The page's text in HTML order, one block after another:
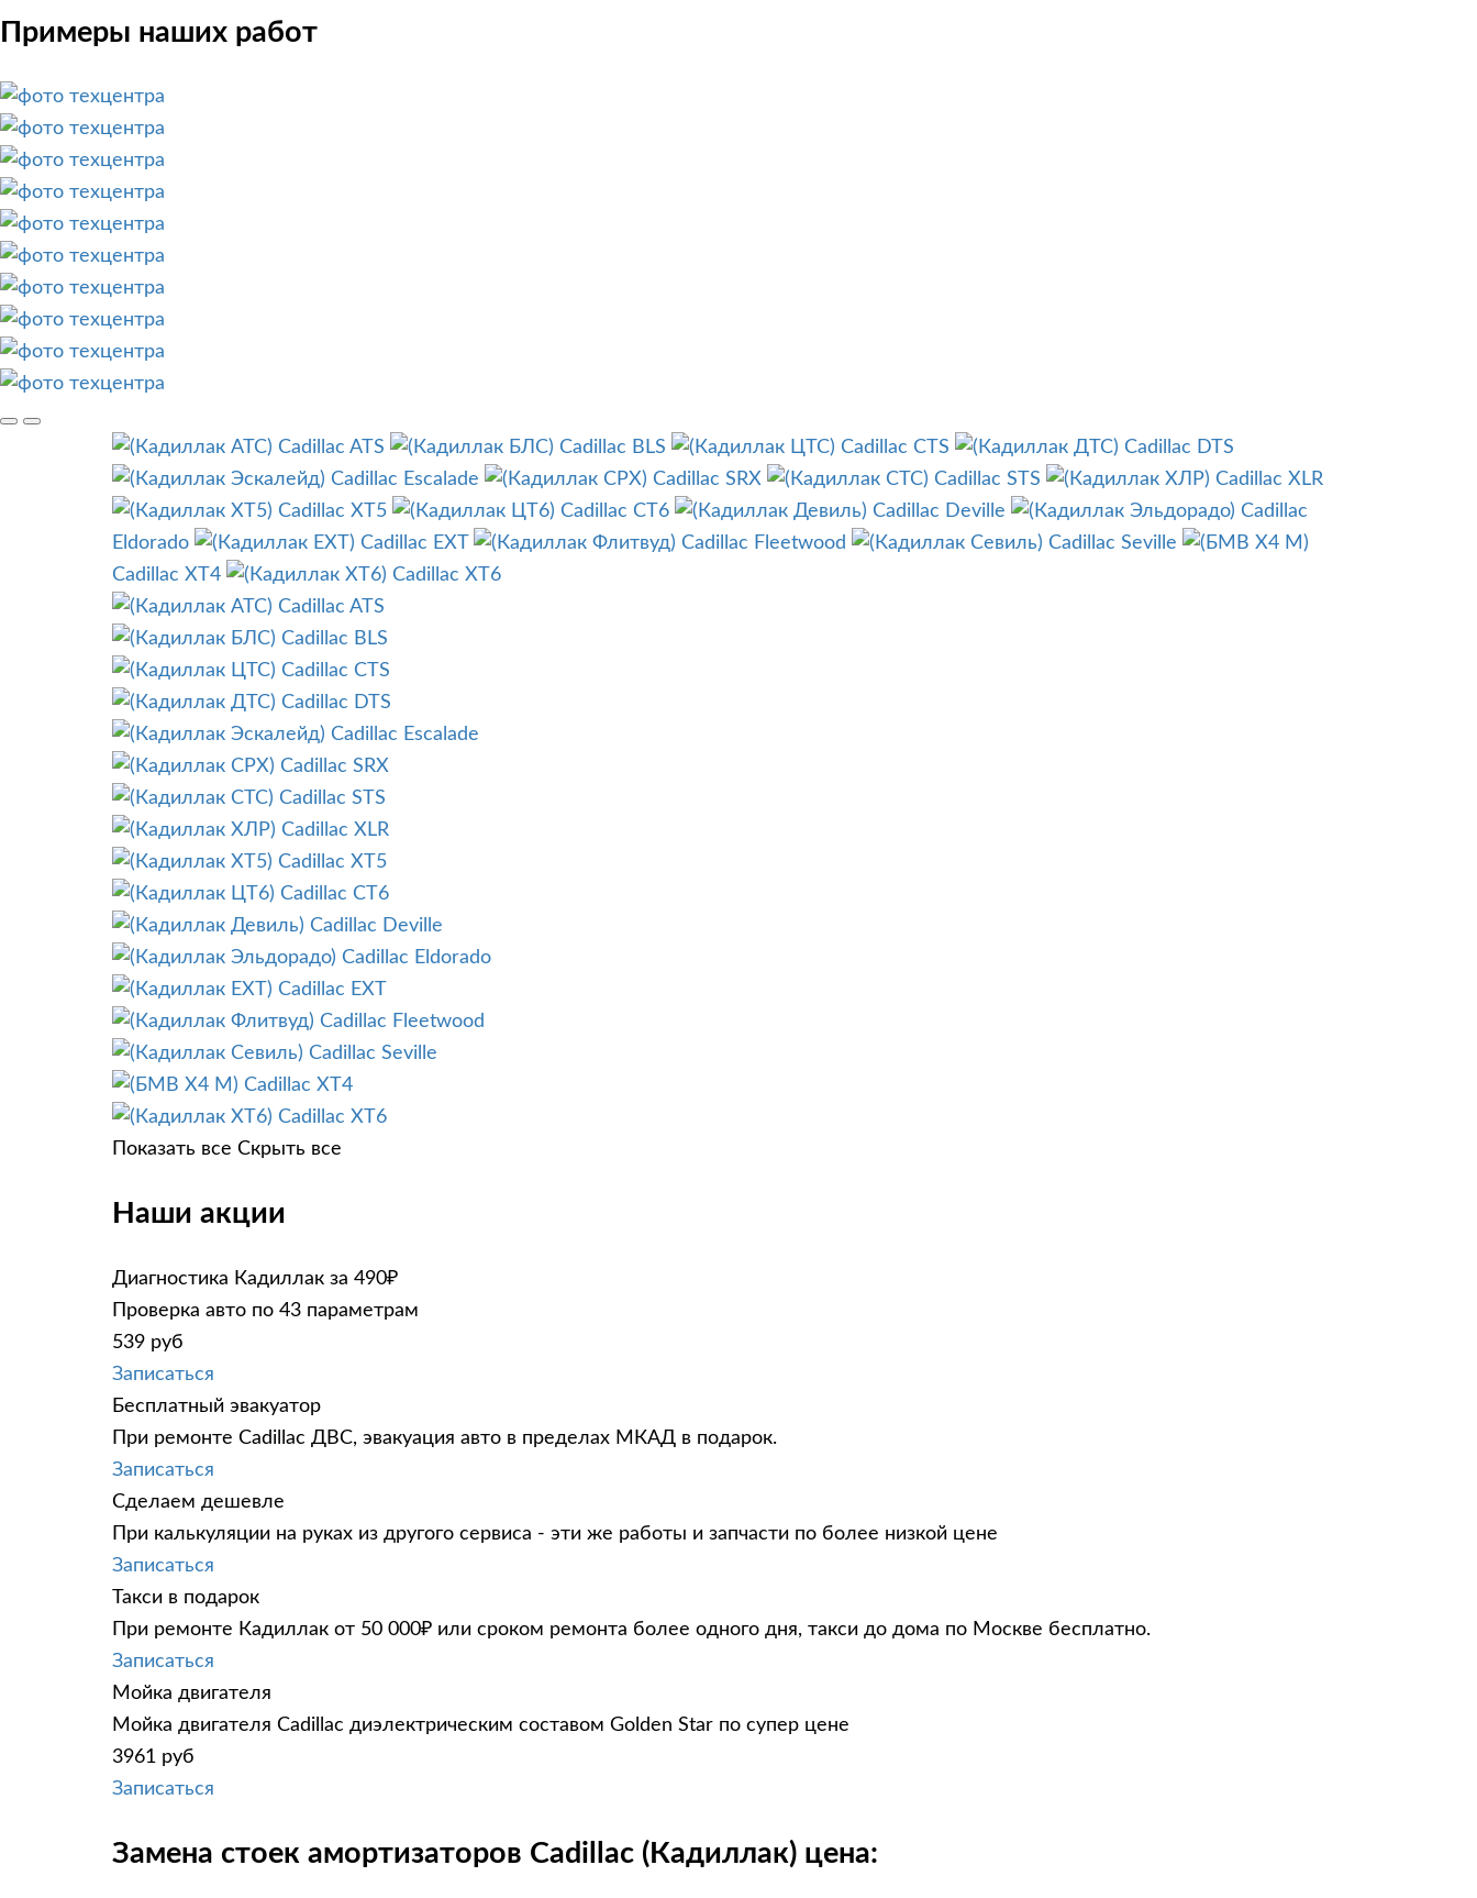
Примеры наших работ
Cadillac ATS Cadillac BLS Cadillac CTS
Cadillac DTS
Cadillac Escalade
Cadillac SRX Cadillac STS
Cadillac XLR
Cadillac XT5
Cadillac CT6 Cadillac Deville
Cadillac
Eldorado
Cadillac EXT Cadillac Fleetwood
Cadillac Seville
Cadillac XT4
Cadillac XT6
Cadillac ATS
Cadillac BLS
Cadillac CTS
Cadillac DTS
Cadillac Escalade
Cadillac SRX
Cadillac STS
Cadillac XLR
Cadillac XT5
Cadillac CT6
Cadillac Deville
Cadillac Eldorado
Cadillac EXT
Cadillac Fleetwood
Cadillac Seville
Cadillac XT4
Cadillac XT6
Показать все Скрыть все
Наши акции
Диагностика Кадиллак за 490₽
Проверка авто по 43 параметрам
539 руб
Записаться
Бесплатный эвакуатор
При ремонте Cadillac ДВС, эвакуация авто в пределах МКАД в подарок.
Записаться
Сделаем дешевле
При калькуляции на руках из другого сервиса - эти же работы и запчасти по более низкой цене
Записаться
Такси в подарок
При ремонте Кадиллак от 50 000₽ или сроком ремонта более одного дня, такси до дома по Москве бесплатно.
Записаться
Мойка двигателя
Мойка двигателя Cadillac диэлектрическим составом Golden Star по супер цене
3961 руб
Записаться
Замена стоек амортизаторов Cadillac (Кадиллак) цена: